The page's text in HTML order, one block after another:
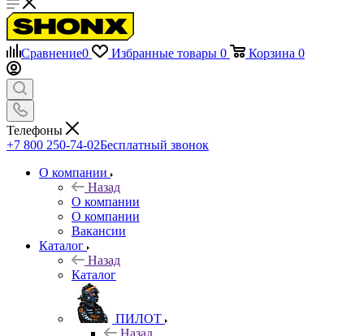
Сравнение0 Избранные товары 0 Корзина 0
Телефоны
+7 800 250-74-02Бесплатный звонок
О компании
Назад
О компании
О компании
Вакансии
Каталог
Назад
Каталог
ПИЛОТ
Назад